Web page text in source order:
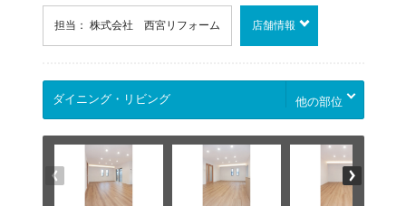
担当： 株式会社 西宮リフォーム 店舗情報
他の部位